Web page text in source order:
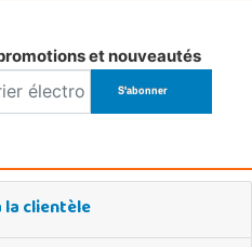
et nouveautés
la clientèle